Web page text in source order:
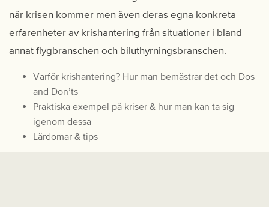
när krisen kommer men även deras egna konkreta
erfarenheter av krishantering från situationer i bland
annat flygbranschen och biluthyrningsbranschen.
Varför krishantering? Hur man bemästrar det och Dos
and Don’ts
Praktiska exempel på kriser & hur man kan ta sig
igenom dessa
Lärdomar & tips